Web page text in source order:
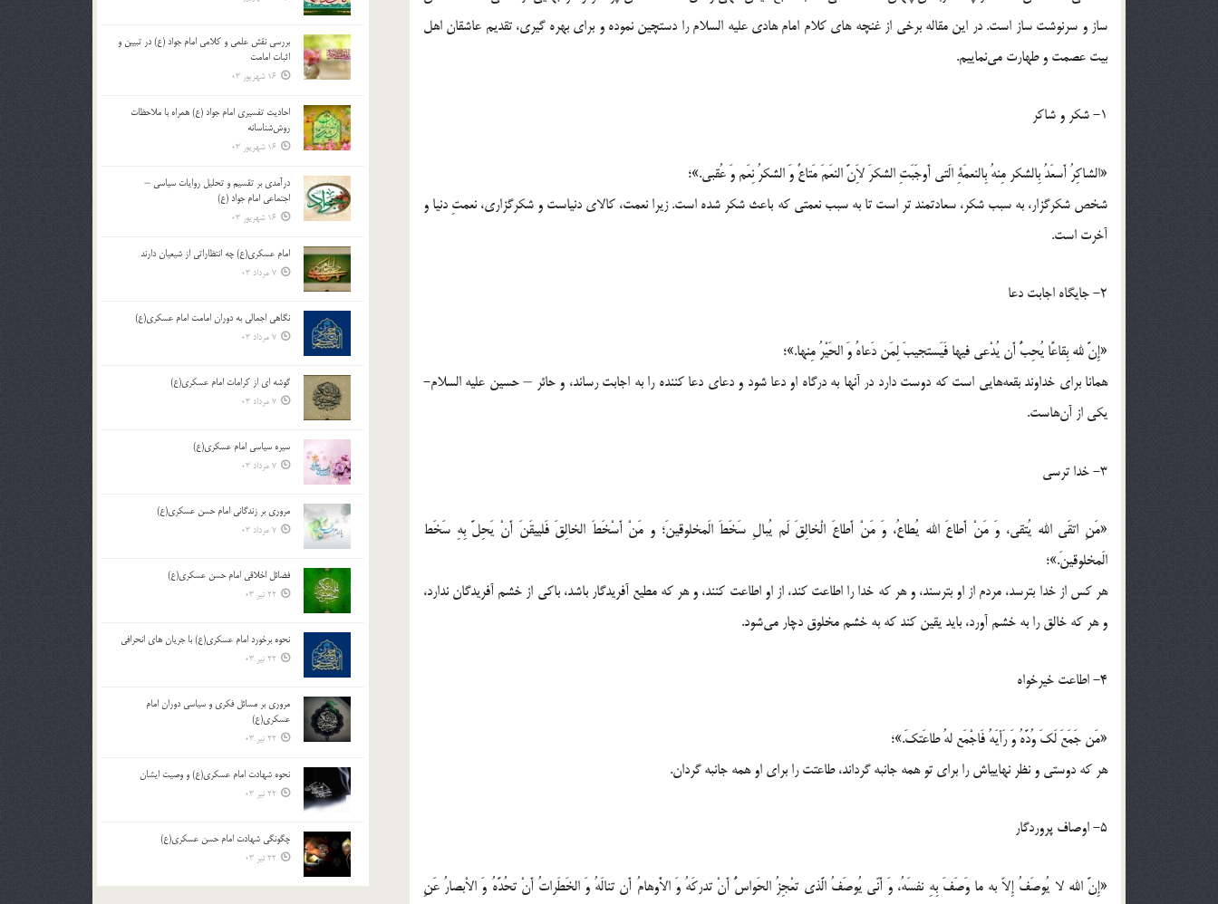
ساز و سرنوشت ساز است. در این مقاله برخی از غنچه های کلام امام هادی علیه السلام را دستچین نموده و برای بهره گیری، تقدیم عاشقان اهل
بیت عصمت و طهارت می‌نماییم.
1- شکر و شاکر
«الشاکِرُ أَسعَدُ بِالشکر مِنهُ بِالنعمَةِ الَتی أَوجَبَتِ الشکرَ لاَِنَّ النعَمَ مَتاعٌ وَ الشکرُ نِعَم وَ عُقبی.»؛
شخص شکرگزار، به سبب شکر، سعادتمند تر است تا به سبب نعمتی که باعث شکر شده است. زیرا نعمت، کالای دنیاست و شکرگزاری، نعمتِ دنیا و
آخرت است.
2- جایگاه اجابت دعا
«إِنَّ لله بِقاعًا یُحِبُّ أَن یُدْعی فیها فَیَستجیبَ لِمَن دَعاهُ وَ الحَیْرُ مِنها.»؛
همانا برای خداوند بقعه‌هایی است که دوست دارد در آنها به درگاه او دعا شود و دعای دعا کننده را به اجابت رساند، و حائر – حسین علیه السلام-
یکی از آن‌هاست.
3- خدا ترسی
«مَنِ اتقَی الله یُتقی، وَ مَنْ أَطاعَ الله یُطاعُ، وَ مَنْ أَطاعَ الْخالِقَ لَم یُبالِ سَخَطَ الَمخلوقینَ؛ و مَنْ أَسْخَطَ الخالِقَ فَلییقَنَ أَنْ یَحِلَّ بِهِ سَخَط
الَمخلوقینَ.»؛
هر کس از خدا بترسد، مردم از او بترسند، و هر که خدا را اطاعت کند، از او اطاعت کنند، و هر که مطیع آفریدگار باشد، باکی از خشم آفریدگان ندارد،
و هر که خالق را به خشم آورد، باید یقین کند که به خشم مخلوق دچار می‌شود.
4- اطاعت خیرخواه
«مَن جَمَعَ لَکَ وُدَّهُ وَ رَأیَهُ فَاجْمَع لهُ طاعَتکَ.»؛
هر که دوستی و نظر نهاییاش را برای تو همه جانبه گرداند، طاعتت را برای او همه جانبه گردان.
5- اوصاف پروردگار
«إِنَّ الله لا یُوصَفُ إِلاّ به ما وَصَفَ بِهِ نفسَهُ، وَ أَنّی یُوصَفُ الَّذی تعْجِزُ الحَواسُّ أَنْ تدرکَهُ وَ الاَْوهامُ أَن تنالَهُ وَ الخَطَراتُ أَنْ تحُدَّهُ وَ الاْبصارُ عَنِ
بررسی نقش علمی و کلامی امام جواد (ع) در تبیین و
اثبات امامت
16 شهریور 03
احادیث تفسیری امام جواد (ع) همراه با ملاحظات
روش‌شناسانه
16 شهریور 03
درآمدی بر تقسیم و تحلیل روایات سیاسی –
اجتماعی امام جواد (ع)
16 شهریور 03
امام عسکری(ع) چه انتظاراتی از شیعیان دارند
7 مرداد 03
نگاهی اجمالی به دوران امامت امام عسکری(ع)
7 مرداد 03
گوشه ای از کرامات امام عسکری(ع)
7 مرداد 03
سیره سیاسی امام عسکری(ع)
7 مرداد 03
مروری بر زندگانی امام حسن عسکری(ع)
7 مرداد 03
فضائل اخلاقی امام حسن عسکری(ع)
22 تیر 03
نحوه برخورد امام عسکری(ع) با جریان های انحرافی
22 تیر 03
مروری بر مسائل فکری و سیاسی دوران امام
عسکری(ع)
22 تیر 03
نحوه شهادت امام عسکری(ع) و وصیت ایشان
22 تیر 03
چگونگی شهادت امام حسن عسکری(ع)
22 تیر 03